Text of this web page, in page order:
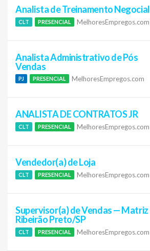
Analista de Treinamento Negocial
CLT PRESENCIAL MelhoresEmpregos.com
Analista Administrativo de Pós
Vendas
PJ PRESENCIAL MelhoresEmpregos.com
ANALISTA DE CONTRATOS JR
CLT PRESENCIAL MelhoresEmpregos.com
Vendedor(a) de Loja
CLT PRESENCIAL MelhoresEmpregos.com
Supervisor(a) de Vendas — Matriz
Ribeirão Preto/SP
CLT PRESENCIAL MelhoresEmpregos.com